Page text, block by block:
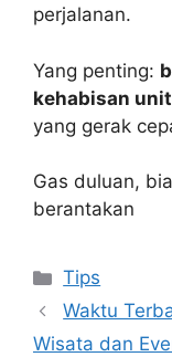
perjalanan.
Yang penting:
kehabisan unit
yang gerak
Gas duluan,
berantakan
Tips
Waktu
Wisata dan